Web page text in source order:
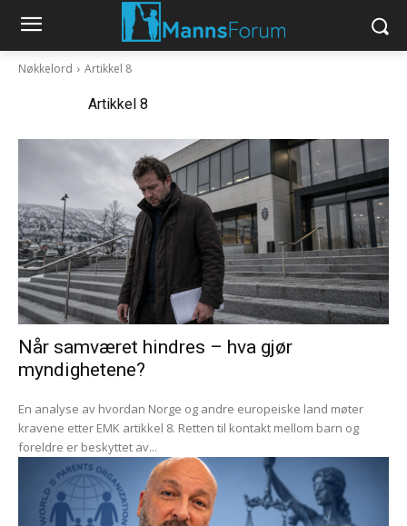
Nøkkelord Artikkel 8
Artikkel 8
Når samværet hindres – hva gjør
myndighetene?
En analyse av hvordan Norge og andre europeiske land møter
kravene etter EMK artikkel 8. Retten til kontakt mellom barn og
foreldre er beskyttet av...